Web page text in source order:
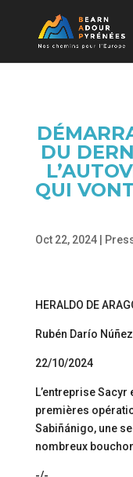
DU
QUI
Oct 22, 2024|
HERALDO DE
Rubén Darío Núñez
22/10/2024
L’entreprise
premières
Sabiñánigo, une
nombreux